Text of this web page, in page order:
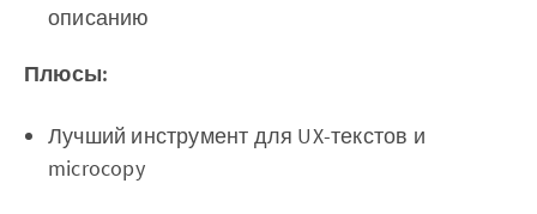
описанию
Плюсы:
Лучший инструмент для UX-текстов и
microcopy